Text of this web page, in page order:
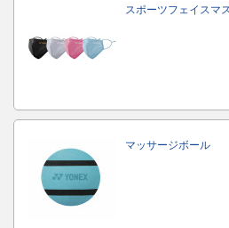
スポーツフェイスマ
マッサージボール